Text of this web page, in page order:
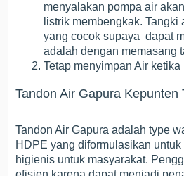
menyalakan pompa air
listrik membengkak.
yang cocok supaya dapat
adalah dengan memasang
Tetap menyimpan Air ketika
Tandon Air Gapura Kepunten
Tandon Air Gapura adalah type
HDPE yang diformulasikan
higienis untuk masyarakat.